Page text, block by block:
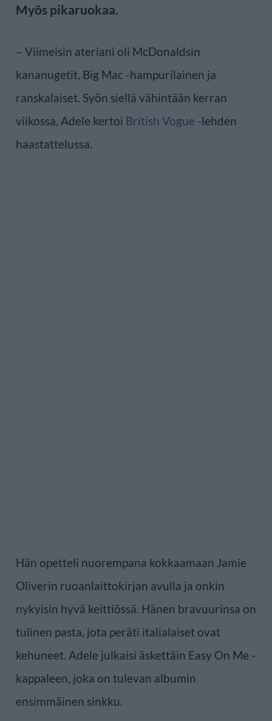
Myös pikaruokaa.
– Viimeisin ateriani oli McDonaldsin
kananugetit, Big Mac -hampurilainen ja
ranskalaiset. Syön siellä vähintään kerran
viikossa, Adele kertoi British Vogue -lehden
haastattelussa.
Hän opetteli nuorempana kokkaamaan Jamie
Oliverin ruoanlaittokirjan avulla ja onkin
nykyisin hyvä keittiössä. Hänen bravuurinsa on
tulinen pasta, jota peräti italialaiset ovat
kehuneet. Adele julkaisi äskettäin Easy On Me -
kappaleen, joka on tulevan albumin
ensimmäinen sinkku.